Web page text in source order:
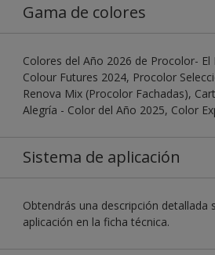
Gama de colores
Colores del Año 2026 de Procolor-
Colour Futures 2024, Procolor
Renova Mix (Procolor Fachadas),
Alegría - Color del Año 2025, Color
Sistema de aplicación
Obtendrás una descripción detallada
aplicación en la ficha técnica.